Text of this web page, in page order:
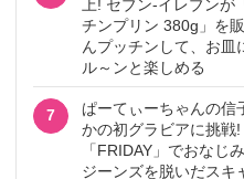
上! セブン‐イレブンが
チンプリン 380g」を
んプッチンして、お皿
ル～ンと楽しめる
7
ぱーてぃーちゃんの信
かの初グラビアに挑戦!
「FRIDAY」でおなじ
ジーンズを脱いだスキ